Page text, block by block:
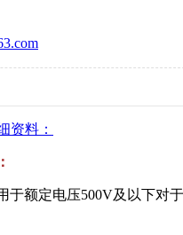
：
于额定电压500V及以下对于